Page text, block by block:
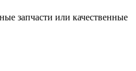
запчасти или качественные